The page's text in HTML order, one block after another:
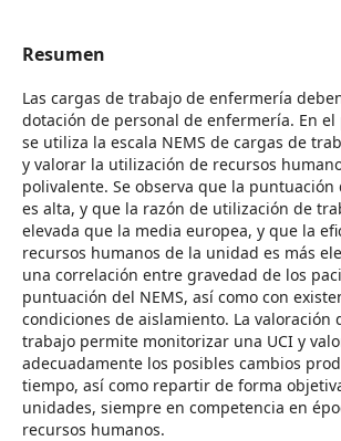
Resumen
Las cargas de trabajo de enfermería
dotación de personal de enfermería. En
se utiliza la escala NEMS de cargas de
y valorar la utilización de recursos
polivalente. Se observa que la puntuación
es alta, y que la razón de utilización de
elevada que la media europea, y que la
recursos humanos de la unidad es más
una correlación entre gravedad de los
puntuación del NEMS, así como con
condiciones de aislamiento. La valoración
trabajo permite monitorizar una UCI y
adecuadamente los posibles cambios
tiempo, así como repartir de forma
unidades, siempre en competencia en
recursos humanos.